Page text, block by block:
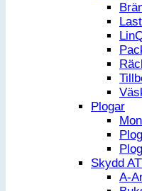
Plogar
Skydd
A-